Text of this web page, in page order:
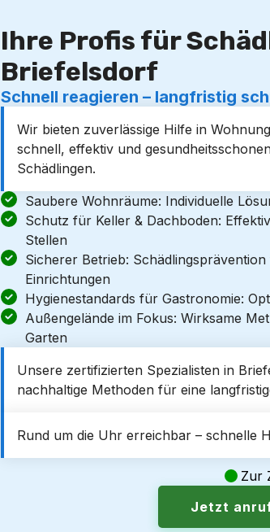
Ihre Profis für
Briefelsdorf
Schnell reagieren – langfristig
Wir bieten zuverlässige Hilfe in
schnell, effektiv und
Schädlingen.
Saubere Wohnräume: Individuelle
Schutz für Keller & Dachboden:
Stellen
Sicherer Betrieb:
Einrichtungen
Hygienestandards für Gastronomie:
Außengelände im Fokus: Wirksame
Garten
Unsere zertifizierten Spezialisten in
nachhaltige Methoden für eine
Rund um die Uhr erreichbar – schnelle
Zur
Jetzt